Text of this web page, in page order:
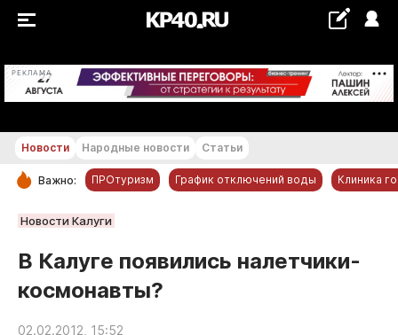
РЕКЛАМА +20...+21 °С
РУБРИКИ
Новости компаний
Статьи
Народные новости
Новости Народные новости Статьи
Важно: ПРОтуризм График отключений воды Клиника
Новости Калуги
В Калуге появились налетчики-
космонавты?
02.02.2012, 15:52